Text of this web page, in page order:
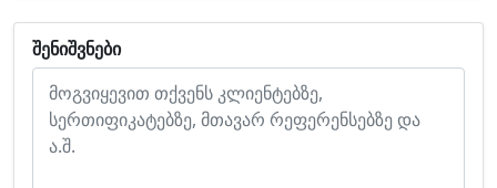
Შენიშვნები